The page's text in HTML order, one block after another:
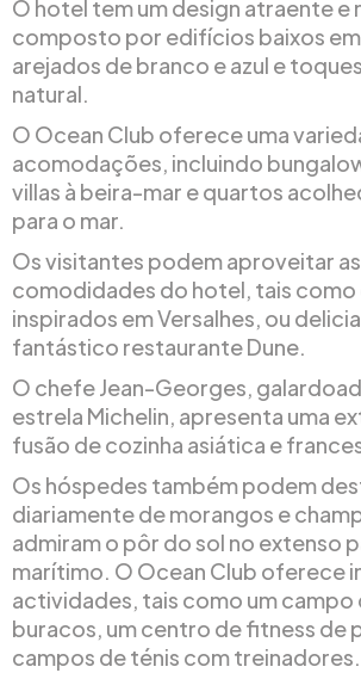
O hotel tem um design atraente e
composto por edifícios baixos
arejados de branco e azul e
natural.
O Ocean Club oferece uma
acomodações, incluindo
villas à beira-mar e quartos
para o mar.
Os visitantes podem aproveitar
comodidades do hotel, tais como
inspirados em Versalhes, ou
fantástico restaurante Dune.
O chefe Jean-Georges,
estrela Michelin, apresenta uma
fusão de cozinha asiática e
Os hóspedes também podem
diariamente de morangos e
admiram o pôr do sol no extenso
marítimo. O Ocean Club oferece
actividades, tais como um campo
buracos, um centro de fitness de
campos de ténis com treinadores.